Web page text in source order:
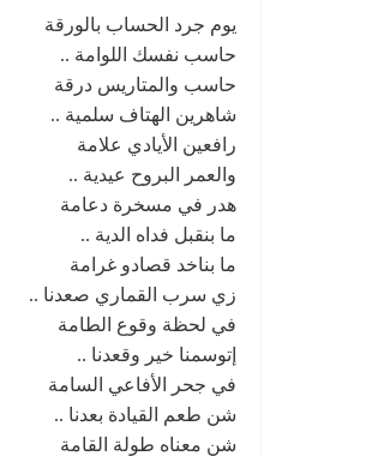
يوم جرد الحساب بالورقة
حاسب نفسك اللوامة ..
حاسب والمتاريس درقة
شاهرين الهتاف سلمية ..
رافعين الأيادي علامة
والعمر البروح عيدية ..
هدر في مسخرة دعامة
ما بنقبل فداه الدية ..
ما بناخد قصادو غرامة
زي سرب القماري صعدنا ..
في لحظة وقوع الطامة
إتوسمنا خير وقعدنا ..
في جحر الأفاعي السامة
شن طعم القيادة بعدنا ..
شن معناه طولة القامة